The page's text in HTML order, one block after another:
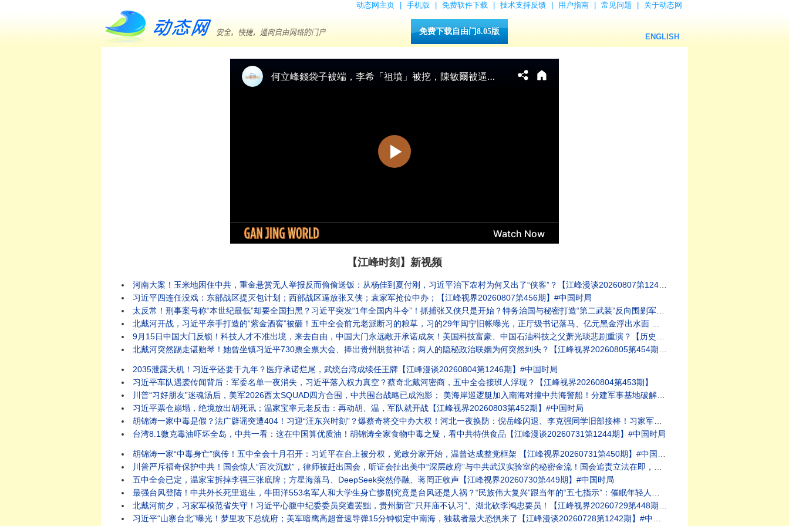
动态网主页 手机版 免费软件下载 技术支持反馈 用户指南 常见问题 关于动态网
免费下载自由门8.05版
ENGLISH
【江峰时刻】新视频
河南大案！玉米地困住中共，重金悬赏无人举报反而偷偷送饭：从杨佳到夏付刚，习近平治下农村为何又出了“侠客”？【江峰漫谈20260807第1248期】#中国时局
习近平四连任没戏：东部战区提灭包计划；西部战区逼放张又侠；袁家军抢位中办；【江峰视界20260807第456期】#中国时局
太反常！刑事案号称“本世纪最低”却要全国扫黑？习近平突发“1年全国内斗令”！抓捕张又侠只是开始？特务治国与秘密打造“第二武装”反向围剿军队【江峰漫谈20260806第1247期】#中国时局
北戴河开战，习近平亲手打造的“紫金酒窖”被砸！五中全会前元老派断习的粮草，习的29年闽宁旧帐曝光，正厅级书记落马、亿元黑金浮出水面 【江峰视界20260806第455期】#中国时局
9月15日中国大门反锁！科技人才不准出境，来去自由，中国大门永远敞开承诺成灰！美国科技富豪、中国石油科技之父萧光琰悲剧重演？【历史上的今天20260805第414期】#中国时局
北戴河突然踢走谌贻琴！她曾坐镇习近平730票全票大会、捧出贵州脱贫神话；两人的隐秘政治联姻为何突然到头？【江峰视界20260805第454期】#中国时局
2035泄露天机！习近平还要干九年？医疗承诺烂尾，武统台湾成续任王牌【江峰漫谈20260804第1246期】#中国时局
习近平车队遇袭传闻背后：军委名单一夜消失，习近平落入权力真空？蔡奇北戴河密商，五中全会接班人浮现？【江峰视界20260804第453期】
川普“习好朋友”迷魂汤后，美军2026西太SQUAD四方合围，中共围台战略已成泡影； 美海岸巡逻艇加入南海对撞中共海警船！分建军事基地破解饱和攻击，暗鹰15分钟精准打击中南海【江峰漫谈 20260803第1245期】#中美对抗
习近平票仓崩塌，绝境放出胡死讯；温家宝率元老反击：再动胡、温，军队就开战【江峰视界20260803第452期】#中国时局
胡锦涛一家中毒是假？法广辟谣突遭404！习迎“汪东兴时刻”？爆蔡奇将交中办大权！河北一夜换防：倪岳峰闪退、李克强同学旧部接棒！习家军各自跳船抢滩！【江峰视界20260801第451期】#中国时局
台湾8.1微克毒油吓坏全岛，中共一看：这在中国算优质油！胡锦涛全家食物中毒之疑，看中共特供食品【江峰漫谈20260731第1244期】#中国时局
胡锦涛一家“中毒身亡”疯传！五中全会十月召开：习近平在台上被分权，党政分家开始，温曾达成整党框架 【江峰视界20260731第450期】#中国时局
川普严斥福奇保护中共！国会惊人“百次沉默”，律师被赶出国会，听证会扯出美中“深层政府”与中共武汉实验室的秘密金流！国会追责立法在即，北京怎么赔钱？美债核弹已上膛【江峰漫谈20260730第1243期】福奇国会听证会
五中全会已定，温家宝拆掉李强三张底牌；方星海落马、DeepSeek突然停融、蒋罔正收声【江峰视界20260730第449期】#中国时局
最强台风登陆！中共外长死里逃生，牛田洋553名军人和大学生身亡惨剧究竟是台风还是人祸？“民族伟大复兴”跟当年的“五七指示”：催眠年轻人的宏大叙事总带来人间悲剧【历史上的今天20260729第413期】#中国时局
北戴河前夕，习家军模范省失守！习近平心腹中纪委委员突遭罢黜，贵州新官“只拜庙不认习”、湖北砍李鸿忠要员！【江峰视界20260729第448期】#中国时局
习近平“山寨台北”曝光！梦里攻下总统府；美军暗鹰高超音速导弹15分钟锁定中南海，独裁者最大恐惧来了【江峰漫谈20260728第1242期】#中美对抗